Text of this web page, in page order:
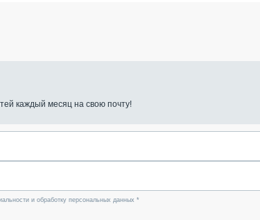
каждый месяц на свою почту!
и обработку персональных данных *